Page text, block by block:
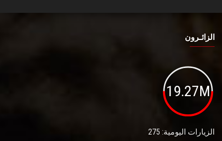
الزائـرون
19.27M
الزيارات اليومية: 275